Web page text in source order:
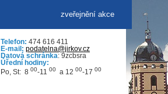
zveřejnění akce
Telefon: 474 616 411
E-mail: podatelna@jirkov.cz
Datová schránka: 9zcbsra
Úřední hodiny:
Po, St: 8 00-11 00 a 12 00-17 00